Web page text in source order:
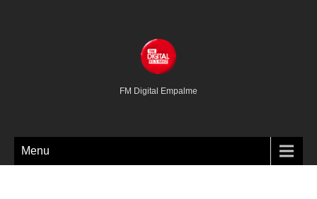
FM Digital Empalme
Menu